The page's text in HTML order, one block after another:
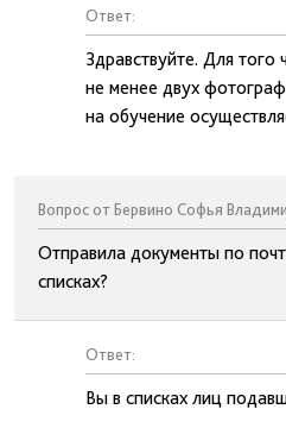
Ответ:
Здравствуйте. Для
не менее двух
на обучение
Вопрос от Бервино Софья
Отправила документы по
списках?
Ответ:
Вы в списках лиц